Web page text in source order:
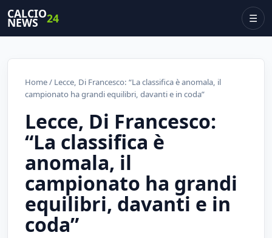
CALCIO
NEWS 24 ☰
Home/ Lecce, Di Francesco: “La classifica è anomala, il
campionato ha grandi equilibri, davanti e in coda”
Lecce, Di Francesco:
“La classifica è
anomala, il
campionato ha grandi
equilibri, davanti e in
coda”